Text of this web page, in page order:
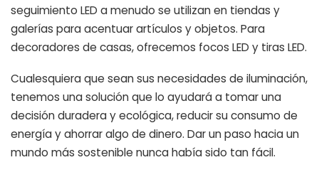
seguimiento LED a menudo se utilizan en tiendas y
galerías para acentuar artículos y objetos. Para
decoradores de casas, ofrecemos focos LED y tiras LED.
Cualesquiera que sean sus necesidades de iluminación,
tenemos una solución que lo ayudará a tomar una
decisión duradera y ecológica, reducir su consumo de
energía y ahorrar algo de dinero. Dar un paso hacia un
mundo más sostenible nunca había sido tan fácil.